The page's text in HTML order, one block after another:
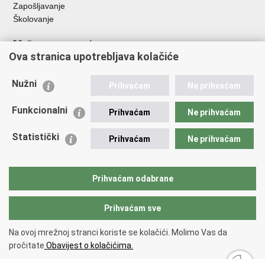
Zapošljavanje
Školovanje
Važne poveznice
Ministarstvo unutarnjih poslova
Udruge
Policijska akademija
Zaklada policijske solidarnosti
Vučetić"
Copyright © 2026 Policijska uprava varaždinska.
pristupačnosti.
Ova stranica upotrebljava kolačiće
Nužni Prihvaćam Ne prihvaćam
Funkcionalni Prihvaćam Ne prihvaćam
Statistički Prihvaćam Ne prihvaćam
Prihvaćam odabrane
Prihvaćam sve
Na ovoj mrežnoj stranci koriste se kolačići. Molimo Vas da
pročitate Obavijest o kolačićima.